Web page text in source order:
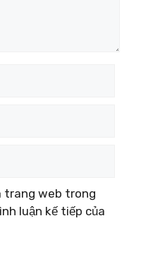
trang web trong
luận kế tiếp của